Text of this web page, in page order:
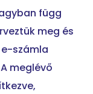
függ
meg és
számla
meglévő